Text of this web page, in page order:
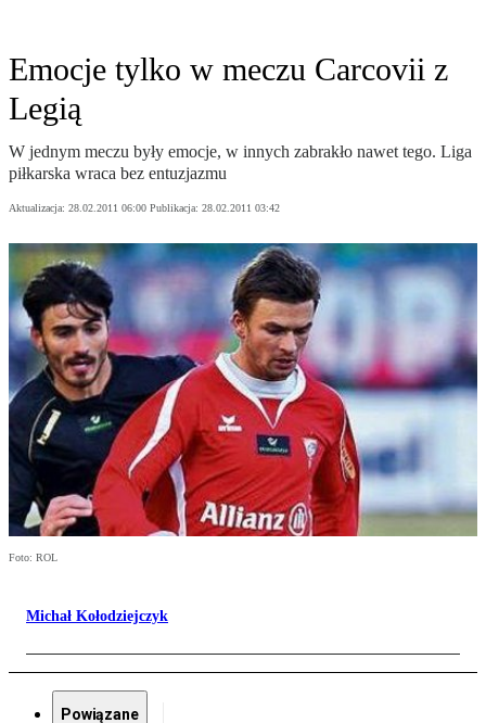
Emocje tylko w meczu Carcovii z
Legią
W jednym meczu były emocje, w innych zabrakło nawet tego. Liga
piłkarska wraca bez entuzjazmu
Aktualizacja: 28.02.2011 06:00 Publikacja: 28.02.2011 03:42
Foto: ROL
Michał Kołodziejczyk
Powiązane